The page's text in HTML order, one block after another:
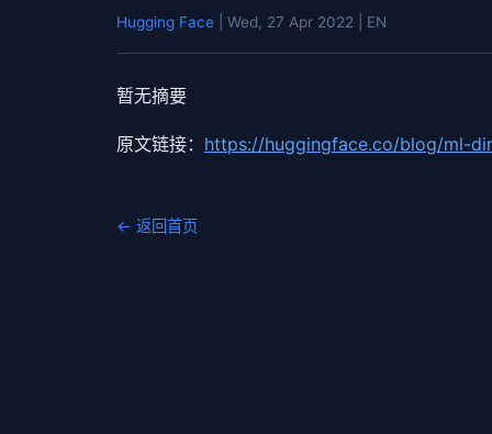
Hugging Face | Wed, 27 Apr 2022 | EN
暂无摘要
原文链接： https://huggingface.co/blog/ml-
← 返回首页